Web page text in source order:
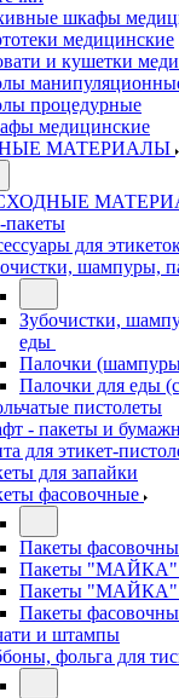
шкафы
медицинские
и кушетки
процедурные
медицинские
МАТЕРИАЛЫ
пакеты
для
шампуры,
Зубочистки,
еды
Палочки
Палочки для еды
пистолеты
- пакеты и
для этикет-
для запайки
фасовочные
Пакеты
Пакеты "МАЙКА"
Пакеты "МАЙКА"
Пакеты
и штампы
фольга для